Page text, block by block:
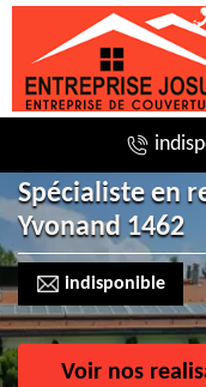
Spécialiste en
Yvonand 1462
indisponible
Voir nos